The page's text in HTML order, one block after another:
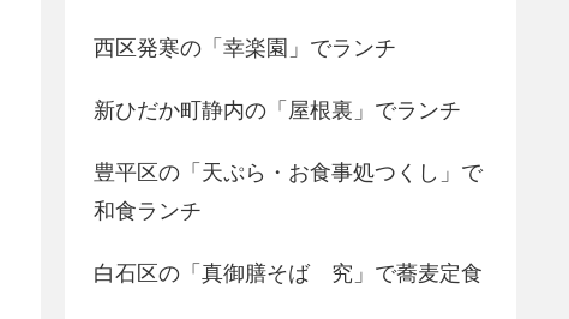
西区発寒の「幸楽園」でランチ
新ひだか町静内の「屋根裏」でランチ
豊平区の「天ぷら・お食事処つくし」で
和食ランチ
白石区の「真御膳そば 究」で蕎麦定食